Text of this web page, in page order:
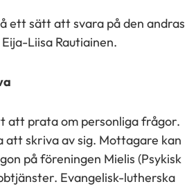
ett sätt att svara på den andras
Liisa Rautiainen.
att prata om personliga frågor.
att skriva av sig. Mottagare kan
på föreningen Mielis (Psykisk
Evangelisk-lutherska